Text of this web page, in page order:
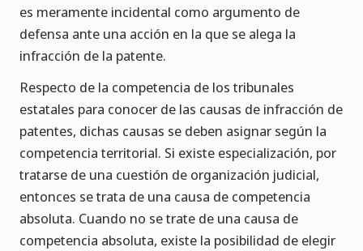
es meramente incidental como argumento de
defensa ante una acción en la que se alega la
infracción de la patente.
Respecto de la competencia de los tribunales
estatales para conocer de las causas de infracción de
patentes, dichas causas se deben asignar según la
competencia territorial. Si existe especialización, por
tratarse de una cuestión de organización judicial,
entonces se trata de una causa de competencia
absoluta. Cuando no se trate de una causa de
competencia absoluta, existe la posibilidad de elegir